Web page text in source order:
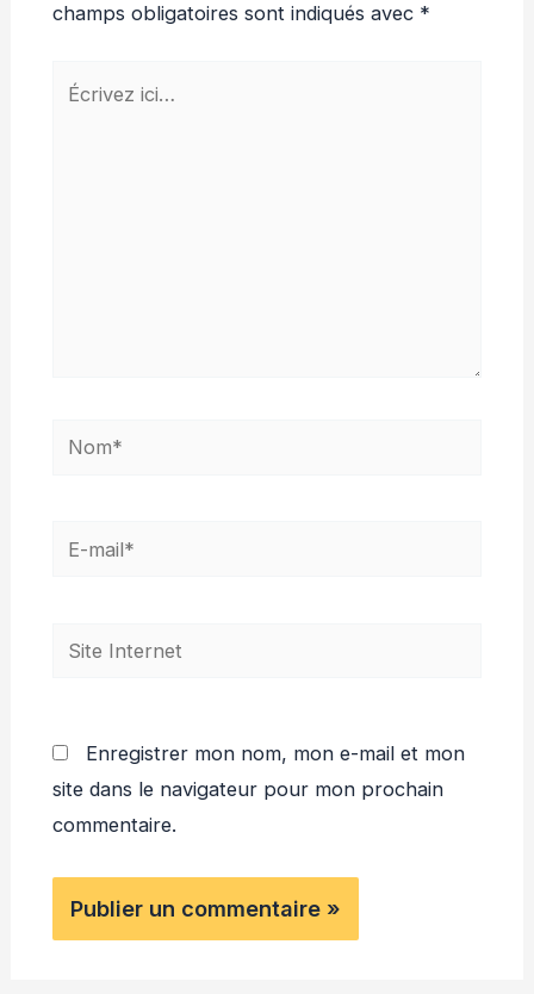
champs obligatoires sont indiqués avec *
Écrivez
Nom*
E-
Site
Enregistrer mon nom, mon e-mail et mon
site dans le navigateur pour mon prochain
commentaire.